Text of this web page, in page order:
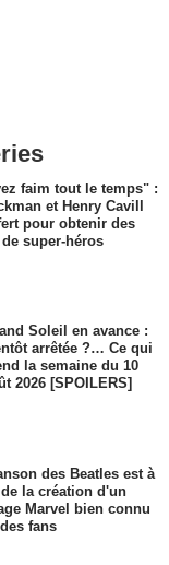
faim tout le temps" :
et Henry Cavill
pour obtenir des
super-héros
Soleil en avance :
arrêtée ?… Ce qui
la semaine du 10
2026 [SPOILERS]
des Beatles est à
la création d'un
Marvel bien connu
fans